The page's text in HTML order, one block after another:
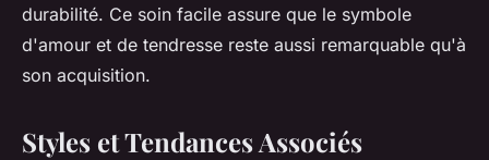
durabilité. Ce soin facile assure que le symbole
d'amour et de tendresse reste aussi remarquable qu'à
son acquisition.
Styles et Tendances Associés